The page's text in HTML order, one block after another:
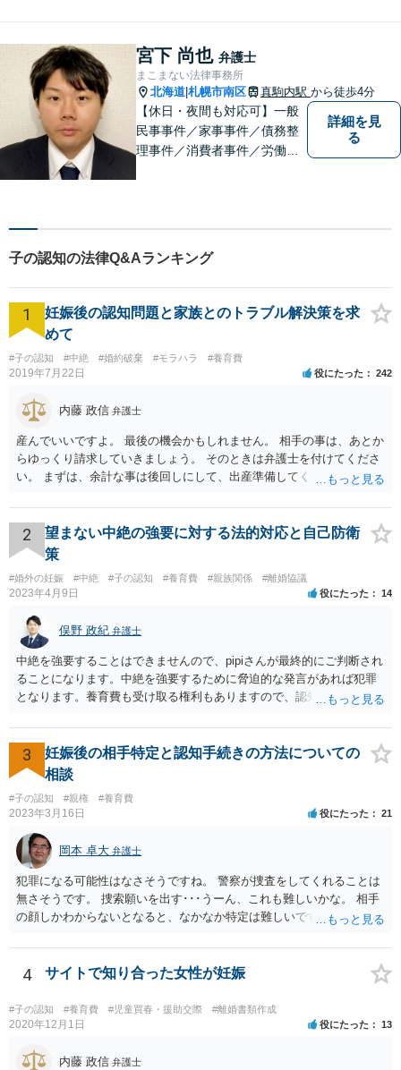
産の解決実績多数！【千歳駅
徒歩２分】【分割払い可】
宮下 尚也 弁護士
まこまない法律事務所
北海道 札幌市南区 真駒内駅 から徒歩4分
【休日・夜間も対応可】一般
民事事件／家事事件／債務整
理事件／消費者事件／労働事
を抱え込まず、まずは一度ご
相談ください！
詳細を見
る
子の認知の法律Q&Aランキング
1
妊娠後の認知問題と家族とのトラブル解決策を求
めて
#子の認知 #中絶 #婚約破棄 #モラハラ #養育費
2019年7月22日 役にたった 242
内藤 政信 弁護士
産んでいいですよ。 最後の機会かもしれません。 相手の事は、あとか
らゆっくり請求していきましょう。 そのときは弁護士を付けてくださ
い。 まずは、余計な事は後回しにして、出産準備してください。
2
望まない中絶の強要に対する法的対応と自己防衛
策
#婚外の妊娠 #中絶 #子の認知 #養育費 #親族関係 #離婚協議
2023年4月9日 役にたった 14
俣野 政紀 弁護士
中絶を強要することはできませんので、pipiさんが最終的にご判断され
ることになります。中絶を強要するために脅迫的な発言があれば犯罪
となります。養育費も受け取る権利もありますので、認知等につきお
勧めします。
3
妊娠後の相手特定と認知手続きの方法についての
相談
#子の認知 #親権 #養育費
2023年3月16日 役にたった 21
岡本 卓大 弁護士
犯罪になる可能性はなさそうですね。 警察が捜査をしてくれることは
無さそうです。 捜索願いを出す･･･うーん、これも難しいかな。 相手
の顔しかわからないとなると、なかなか特定は難しいですね。 お役に
4 サイトで知り合った女性が妊娠
#子の認知 #養育費 #児童買春・援助交際 #離婚書類作成
2020年12月1日 役にたった 13
内藤 政信 弁護士